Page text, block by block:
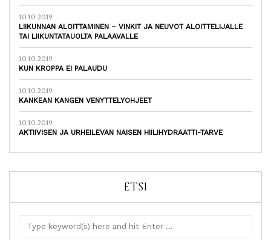
10.10.2019
LIIKUNNAN ALOITTAMINEN – VINKIT JA NEUVOT ALOITTELIJALLE
TAI LIIKUNTATAUOLTA PALAAVALLE
10.10.2019
KUN KROPPA EI PALAUDU
10.10.2019
KANKEAN KANGEN VENYTTELYOHJEET
10.10.2019
AKTIIVISEN JA URHEILEVAN NAISEN HIILIHYDRAATTI-TARVE
ETSI